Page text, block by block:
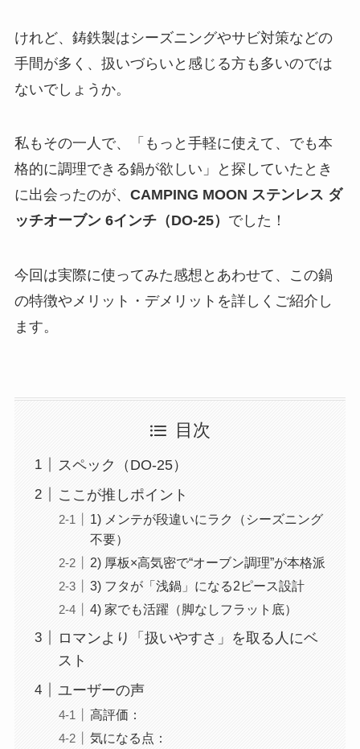
けれど、鋳鉄製はシーズニングやサビ対策などの
手間が多く、扱いづらいと感じる方も多いのでは
ないでしょうか。
私もその一人で、「もっと手軽に使えて、でも本
格的に調理できる鍋が欲しい」と探していたとき
に出会ったのが、 CAMPING MOON ステンレス ダ
ッチオーブン 6インチ（DO-25） でした！
今回は実際に使ってみた感想とあわせて、この鍋
の特徴やメリット・デメリットを詳しくご紹介し
ます。
目次
スペック（DO-25）
ここが推しポイント
1) メンテが段違いにラク（シーズニング
不要）
2) 厚板×高気密で“オーブン調理”が本格派
3) フタが「浅鍋」になる2ピース設計
4) 家でも活躍（脚なしフラット底）
ロマンより「扱いやすさ」を取る人にベ
スト
ユーザーの声
高評価：
気になる点：